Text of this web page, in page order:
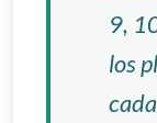
9,
los